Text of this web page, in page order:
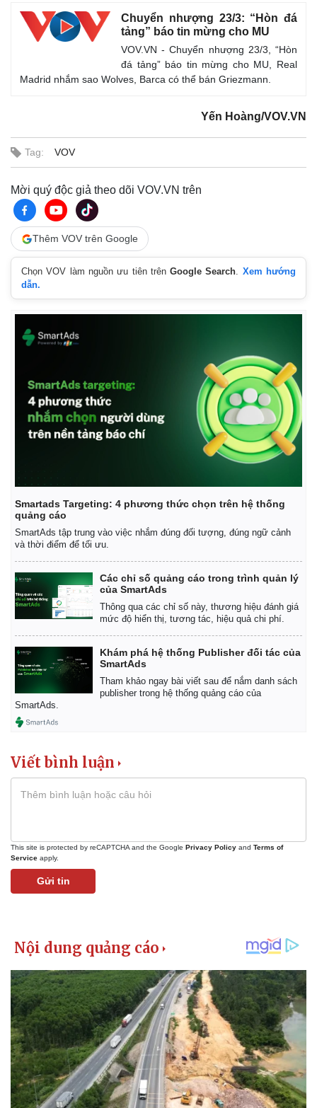
Cuộc sống đó đây
Hồ sơ
Ảnh
E-Magazine
Infographic
Kinh tế
Bất động sản
Giá vàng
Tiêu dùng
Tỷ giá
Chứng khoán
Chuyển nhượng 23/3: “Hòn đá
tảng” báo tin mừng cho MU
VOV.VN - Chuyển nhượng 23/3, “Hòn
đá tảng” báo tin mừng cho MU, Real
Madrid nhắm sao Wolves, Barca có thể bán Griezmann.
Yến Hoàng/VOV.VN
Tag: VOV
Mời quý độc giả theo dõi VOV.VN trên
Thêm VOV trên Google
Chọn VOV làm nguồn ưu tiên trênGoogle Search. Xem hướng
dẫn.
Smartads Targeting: 4 phương thức chọn trên hệ thống
quảng cáo
SmartAds tập trung vào việc nhắm đúng đối tượng, đúng ngữ cảnh
và thời điểm để tối ưu.
Các chỉ số quảng cáo trong trình quản lý
của SmartAds
Thông qua các chỉ số này, thương hiệu đánh giá
mức độ hiển thị, tương tác, hiệu quả chi phí.
Khám phá hệ thống Publisher đối tác của
SmartAds
Tham khảo ngay bài viết sau để nắm danh sách
publisher trong hệ thống quảng cáo của
SmartAds.
Viết bình luận
This site is protected by reCAPTCHA and the Google Privacy Policy and Terms of
Service apply.
Gửi tin